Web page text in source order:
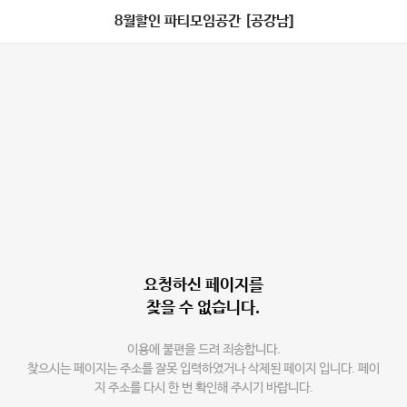
8월할인 파티모임공간 [공강남]
요청하신 페이지를
찾을 수 없습니다.
이용에 불편을 드려 죄송합니다.
찾으시는 페이지는 주소를 잘못 입력하였거나 삭제된 페이지 입니다. 페이
지 주소를 다시 한 번 확인해 주시기 바랍니다.